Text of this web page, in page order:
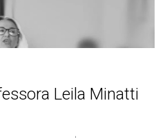
Leila Minatti